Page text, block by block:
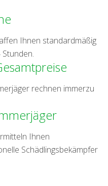
Ihnen standardmäßig
rechnen immerzu
Ihnen
Schädlingsbekämpfer